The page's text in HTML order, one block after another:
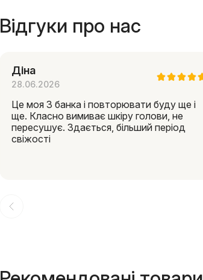
Відгуки про нас
Діна
28.06.2026
Це моя 3 банка і повторювати буду ще і
ще. Класно вимиває шкіру голови, не
пересушує. Здається, більший період
свіжості